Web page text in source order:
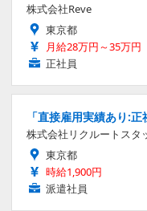
株式会社Reve
東京都
月給28万円～35万円
正社員
「直接雇用実績あり:
株式会社リクルートスタ
東京都
時給1,900円
派遣社員